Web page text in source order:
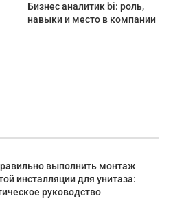
Бизнес аналитик bi: роль,
навыки и место в компании
выполнить монтаж
инсталляции для унитаза:
руководство